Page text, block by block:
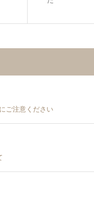
ご注意ください